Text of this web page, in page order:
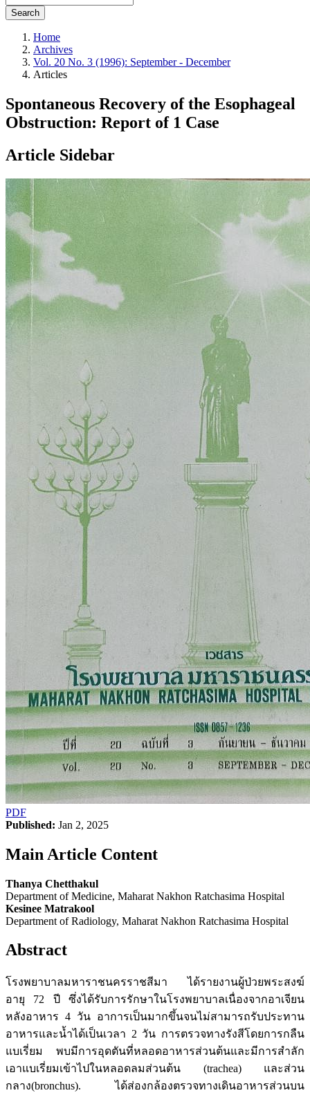
Search
Home
Archives
Vol. 20 No. 3 (1996): September - December
Articles
Spontaneous Recovery of the Esophageal
Obstruction: Report of 1 Case
Article Sidebar
PDF
Published: Jan 2, 2025
Main Article Content
Thanya Chetthakul
Department of Medicine, Maharat Nakhon Ratchasima Hospital
Kesinee Matrakool
Department of Radiology, Maharat Nakhon Ratchasima Hospital
Abstract
โรงพยาบาลมหาราชนครราชสีมา ได้รายงานผู้ป่วยพระสงฆ์
อายุ 72 ปี ซึ่งได้รับการรักษาในโรงพยาบาลเนื่องจากอาเจียน
หลังอาหาร 4 วัน อาการเป็นมากขึ้นจนไม่สามารถรับประทาน
อาหารและน้ำได้เป็นเวลา 2 วัน การตรวจทางรังสีโดยการกลืน
แบเรี่ยม พบมีการอุดตันที่หลอดอาหารส่วนต้นและมีการสำลัก
เอาแบเรี่ยมเข้าไปในหลอดลมส่วนต้น (trachea) และส่วน
กลาง(bronchus). ได้ส่องกล้องตรวจทางเดินอาหารส่วนบน